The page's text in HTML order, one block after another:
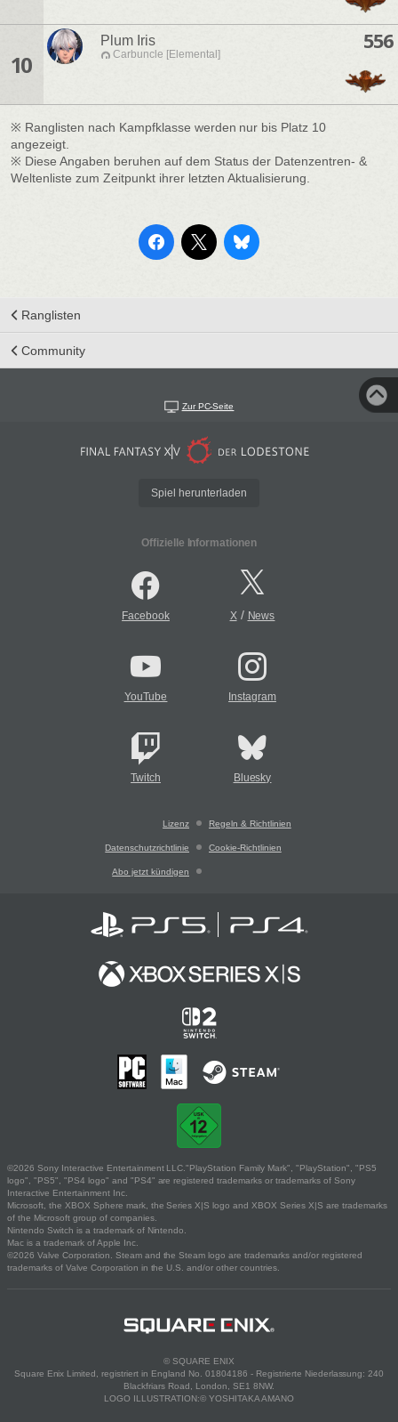
10
Plum Iris
Carbuncle [Elemental]
556
※ Ranglisten nach Kampfklasse werden nur bis Platz 10
angezeigt.
※ Diese Angaben beruhen auf dem Status der Datenzentren- &
Weltenliste zum Zeitpunkt ihrer letzten Aktualisierung.
Ranglisten
Community
Zur PC-Seite
Spiel herunterladen
Offizielle Informationen
Facebook X/ News
YouTube Instagram
Twitch Bluesky
Lizenz Regeln & Richtlinien
Datenschutzrichtlinie Cookie-Richtlinien
Abo jetzt kündigen
©2026 Sony Interactive Entertainment LLC."PlayStation Family Mark", "PlayStation", "PS5
logo", "PS5", "PS4 logo" and "PS4" are registered trademarks or trademarks of Sony
Interactive Entertainment Inc.
Microsoft, the XBOX Sphere mark, the Series X|S logo and XBOX Series X|S are trademarks
of the Microsoft group of companies.
Nintendo Switch is a trademark of Nintendo.
Mac is a trademark of Apple Inc.
©2026 Valve Corporation. Steam and the Steam logo are trademarks and/or registered
trademarks of Valve Corporation in the U.S. and/or other countries.
© SQUARE ENIX
Square Enix Limited, registriert in England No. 01804186 - Registrierte Niederlassung: 240
Blackfriars Road, London, SE1 8NW.
LOGO ILLUSTRATION:© YOSHITAKA AMANO